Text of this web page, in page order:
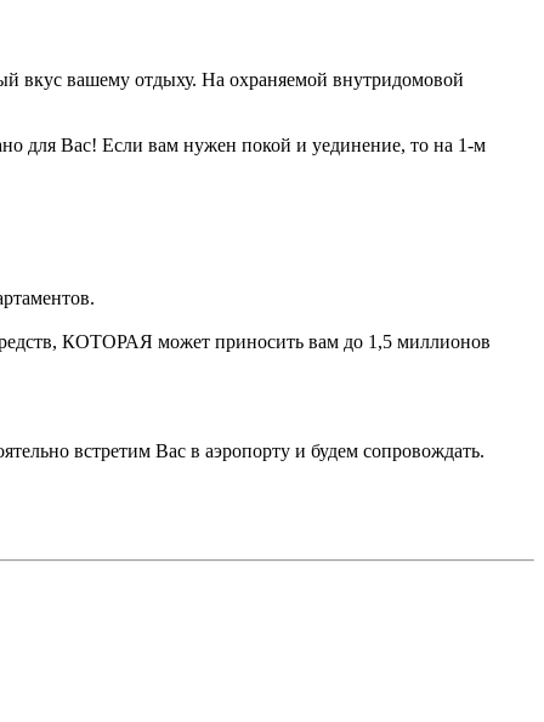
вкус вашему отдыху. На охраняемой внутридомовой
для Вас! Если вам нужен покой и уединение, то на 1-м
КОТОРАЯ может приносить вам до 1,5 миллионов
встретим Вас в аэропорту и будем сопровождать.